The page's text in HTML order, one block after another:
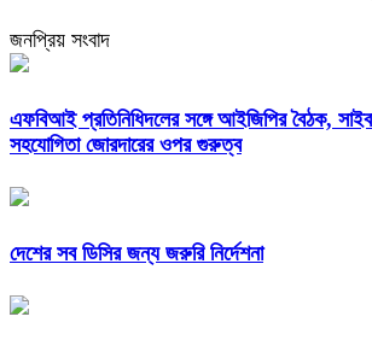
জনপ্রিয় সংবাদ
এফবিআই প্রতিনিধিদলের সঙ্গে আইজিপির বৈঠক,
সহযোগিতা জোরদারের ওপর গুরুত্ব
দেশের সব ডিসির জন্য জরুরি নির্দেশনা